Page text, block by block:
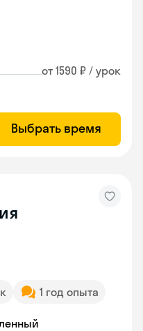
от 1590 ₽ / урок
Выбрать время
1 год опыта